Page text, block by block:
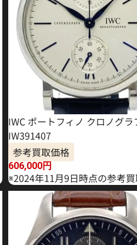
IWC ポートフィノ クロノグラ
IW391407
参考買取価格
606,000円
※2024年11月9日時点の参考